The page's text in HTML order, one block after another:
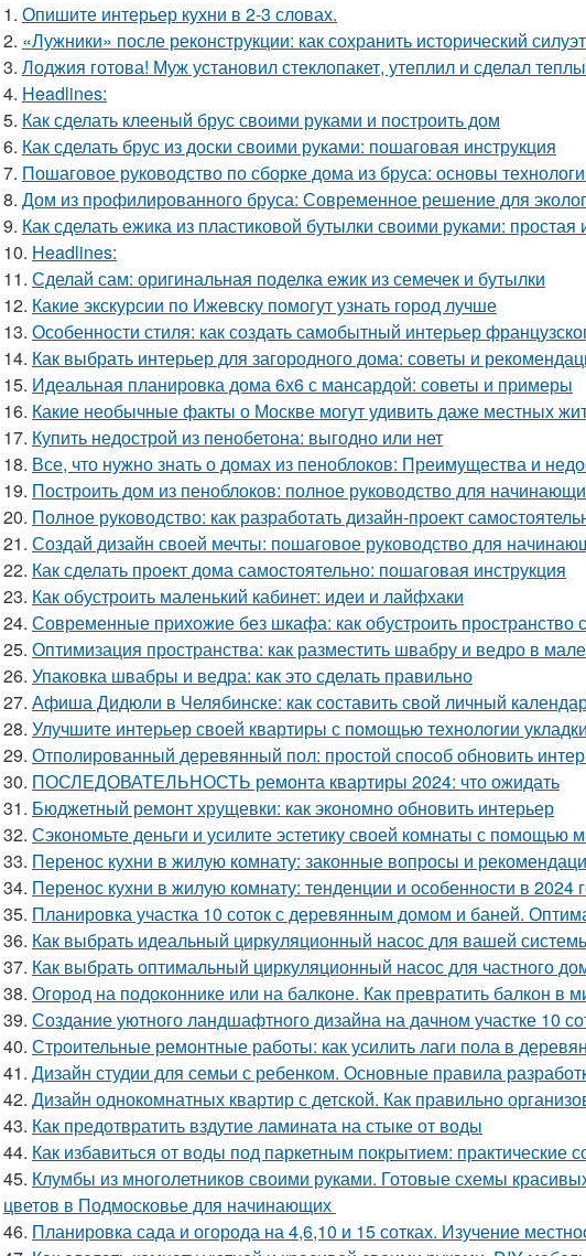
1. Опишите интерьер кухни в 2-3 словах.
2. «Лужники» после реконструкции: как сохранить исторический
3. Лоджия готова! Муж установил стеклопакет, утеплил и сделал
4. Headlines:
5. Как сделать клееный брус своими руками и построить дом
6. Как сделать брус из доски своими руками: пошаговая инструкция
7. Пошаговое руководство по сборке дома из бруса: основы
8. Дом из профилированного бруса: Современное решение для
9. Как сделать ежика из пластиковой бутылки своими руками: простая
10. Headlines:
11. Сделай сам: оригинальная поделка ежик из семечек и бутылки
12. Какие экскурсии по Ижевску помогут узнать город лучше
13. Особенности стиля: как создать самобытный интерьер
14. Как выбрать интерьер для загородного дома: советы и
15. Идеальная планировка дома 6х6 с мансардой: советы и примеры
16. Какие необычные факты о Москве могут удивить даже местных
17. Купить недострой из пенобетона: выгодно или нет
18. Все, что нужно знать о домах из пеноблоков: Преимущества и
19. Построить дом из пеноблоков: полное руководство для
20. Полное руководство: как разработать дизайн-проект
21. Создай дизайн своей мечты: пошаговое руководство для
22. Как сделать проект дома самостоятельно: пошаговая инструкция
23. Как обустроить маленький кабинет: идеи и лайфхаки
24. Современные прихожие без шкафа: как обустроить пространство
25. Оптимизация пространства: как разместить швабру и ведро в
26. Упаковка швабры и ведра: как это сделать правильно
27. Афиша Дидюли в Челябинске: как составить свой личный
28. Улучшите интерьер своей квартиры с помощью технологии
29. Отполированный деревянный пол: простой способ обновить
30. ПОСЛЕДОВАТЕЛЬНОСТЬ ремонта квартиры 2024: что ожидать
31. Бюджетный ремонт хрущевки: как экономно обновить интерьер
32. Сэкономьте деньги и усилите эстетику своей комнаты с помощью
33. Перенос кухни в жилую комнату: законные вопросы и
34. Перенос кухни в жилую комнату: тенденции и особенности в 2024
35. Планировка участка 10 соток с деревянным домом и баней.
36. Как выбрать идеальный циркуляционный насос для вашей
37. Как выбрать оптимальный циркуляционный насос для частного
38. Огород на подоконнике или на балконе. Как превратить балкон в
39. Создание уютного ландшафтного дизайна на дачном участке 10
40. Строительные ремонтные работы: как усилить лаги пола в
41. Дизайн студии для семьи с ребенком. Основные правила
42. Дизайн однокомнатных квартир с детской. Как правильно
43. Как предотвратить вздутие ламината на стыке от воды
44. Как избавиться от воды под паркетным покрытием: практические
45. Клумбы из многолетников своими руками. Готовые схемы
цветов в Подмосковье для начинающих
46. Планировка сада и огорода на 4,6,10 и 15 сотках. Изучение